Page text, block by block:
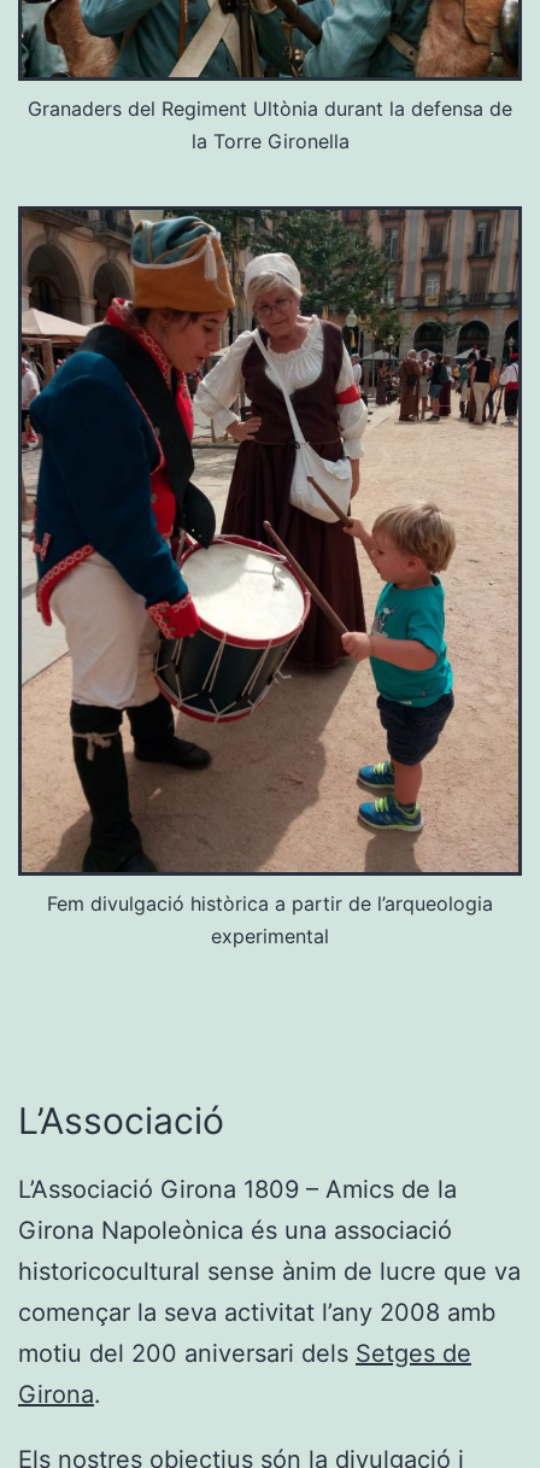
Granaders del Regiment Ultònia durant la defensa de
la Torre Gironella
Fem divulgació històrica a partir de l’arqueologia
experimental
L’Associació
L’Associació Girona 1809 – Amics de la
Girona Napoleònica és una associació
historicocultural sense ànim de lucre que va
començar la seva activitat l’any 2008 amb
motiu del 200 aniversari dels Setges de
Girona.
Els nostres objectius són la divulgació i